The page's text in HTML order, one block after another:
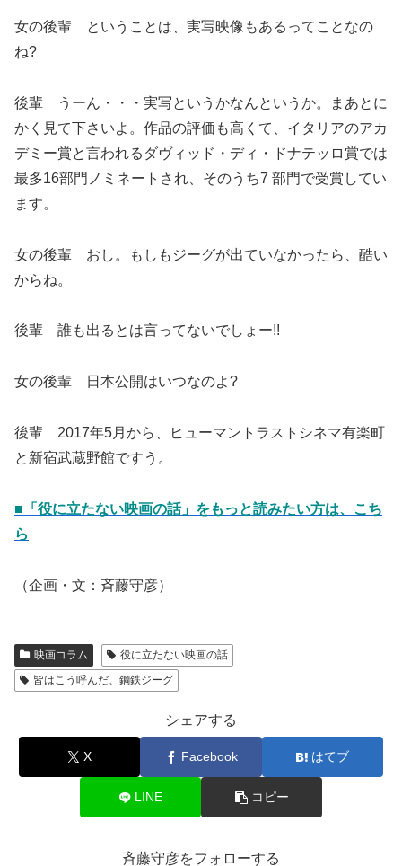
女の後輩 ということは、実写映像もあるってことなの
ね?
後輩 うーん・・・実写というかなんというか。まあとに
かく見て下さいよ。作品の評価も高くて、イタリアのアカ
デミー賞と言われるダヴィッド・ディ・ドナテッロ賞では
最多16部門ノミネートされ、そのうち7 部門で受賞してい
ます。
女の後輩 おし。もしもジーグが出ていなかったら、酷い
からね。
後輩 誰も出るとは言ってないでしょー!!
女の後輩 日本公開はいつなのよ?
後輩 2017年5月から、ヒューマントラストシネマ有楽町
と新宿武蔵野館ですう。
■「役に立たない映画の話」をもっと読みたい方は、こち
ら
（企画・文：斉藤守彦）
映画コラム
役に立たない映画の話
皆はこう呼んだ、鋼鉄ジーグ
シェアする
X Facebook はてブ
LINE コピー
斉藤守彦をフォローする